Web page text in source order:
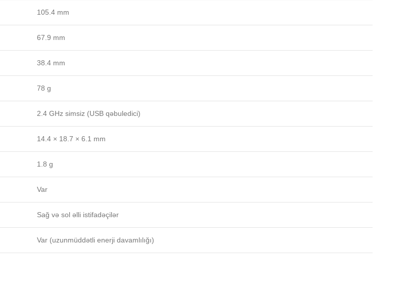
105.4 mm
67.9 mm
38.4 mm
78 g
2.4 GHz simsiz (USB qəbuledici)
14.4 × 18.7 × 6.1 mm
1.8 g
Var
Sağ və sol əlli istifadəçilər
Var (uzunmüddətli enerji davamlılığı)